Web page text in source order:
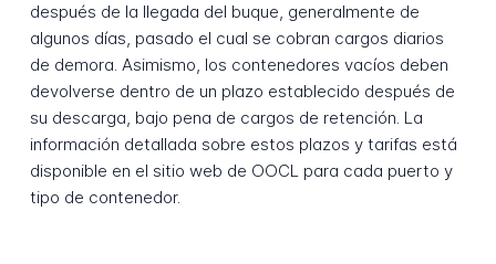
después de la llegada del buque, generalmente de
algunos días, pasado el cual se cobran cargos diarios
de demora. Asimismo, los contenedores vacíos deben
devolverse dentro de un plazo establecido después de
su descarga, bajo pena de cargos de retención. La
información detallada sobre estos plazos y tarifas está
disponible en el sitio web de OOCL para cada puerto y
tipo de contenedor.